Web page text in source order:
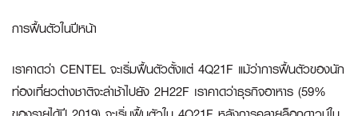
การฟื้นตัวในปีหน้า
เราคาดว่า CENTEL จะเริ่มฟื้นตัวตั้งแต่ 4Q21F แม้ว่าการฟื้นตัวของนัก
ท่องเที่ยวต่างชาติจะล่าช้าไปยัง 2H22F เราคาดว่าธุรกิจอาหาร (59%